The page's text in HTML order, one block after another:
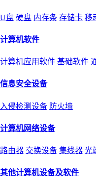
U盘 硬盘 内存条 存储卡 移
计算机软件
计算机应用软件 基础软件
信息安全设备
入侵检测设备 防火墙
计算机网络设备
路由器 交换设备 集线器 光
其他计算机设备及软件